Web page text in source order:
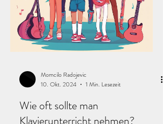
Momcilo Radojevic
10. Okt. 2024
1 Min. Lesezeit
Wie oft sollte man
Klavierunterricht nehmen?